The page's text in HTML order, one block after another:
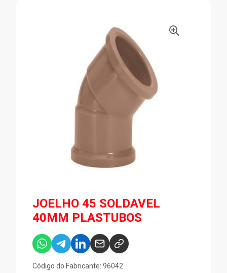
JOELHO 45 SOLDAVEL
40MM PLASTUBOS
Código do Fabricante: 96042